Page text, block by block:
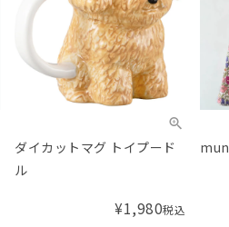
ダイカットマグ トイプード
ル
¥1,980税込